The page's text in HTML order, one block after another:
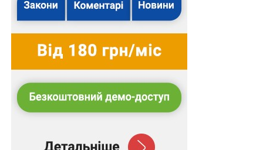
п’ятої цієї статті, становить 12 місяців з дня
припинення чи скасування воєнного стану.
Читайте також: Закінчення строку контракту є
самостійною підставою звільнення працівника,
працівника про звільнення завчасно, контракт
продовжується на новий строк
«Про правовий режим воєнного стану» дає підстави